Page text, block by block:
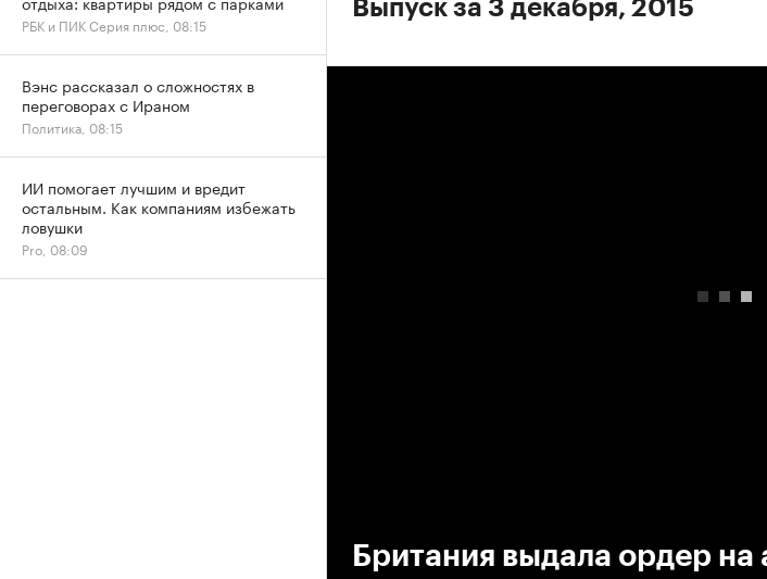
Выпуск за 3 декабря, 2015
Британия выдала ордер на
РБК и ПИК Серия плюс, 08:15
Вэнс рассказал о сложностях в
переговорах с Ираном
Политика, 08:15
ИИ помогает лучшим и вредит
остальным. Как компаниям избежать
ловушки
Pro, 08:09